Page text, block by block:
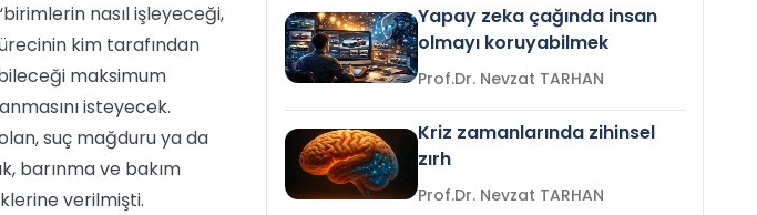
nasıl işleyeceği,
kim tarafından
maksimum
isteyecek.
suç mağduru ya da
barınma ve bakım
verilmişti.
Yapay zeka çağında insan
olmayı koruyabilmek
Prof.Dr. Nevzat TARHAN
Kriz zamanlarında zihinsel
zırh
Prof.Dr. Nevzat TARHAN